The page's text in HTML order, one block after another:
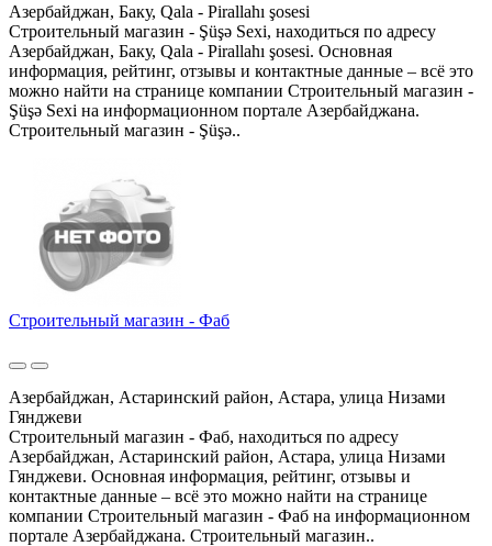
Азербайджан, Баку, Qala - Pirallahı şosesi
Строительный магазин - Şüşə Sexi, находиться по адресу
Азербайджан, Баку, Qala - Pirallahı şosesi. Основная
информация, рейтинг, отзывы и контактные данные – всё это
можно найти на странице компании Строительный магазин -
Şüşə Sexi на информационном портале Азербайджана.
Строительный магазин - Şüşə..
Строительный магазин - Фаб
Азербайджан, Астаринский район, Астара, улица Низами
Гянджеви
Строительный магазин - Фаб, находиться по адресу
Азербайджан, Астаринский район, Астара, улица Низами
Гянджеви. Основная информация, рейтинг, отзывы и
контактные данные – всё это можно найти на странице
компании Строительный магазин - Фаб на информационном
портале Азербайджана. Строительный магазин..